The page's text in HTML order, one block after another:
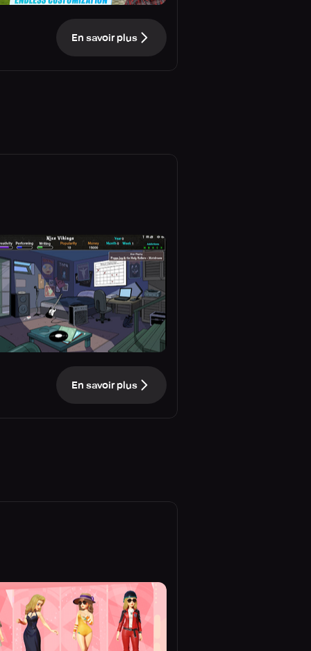
En savoir plus
En savoir plus